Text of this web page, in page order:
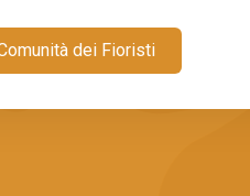
dei Fioristi